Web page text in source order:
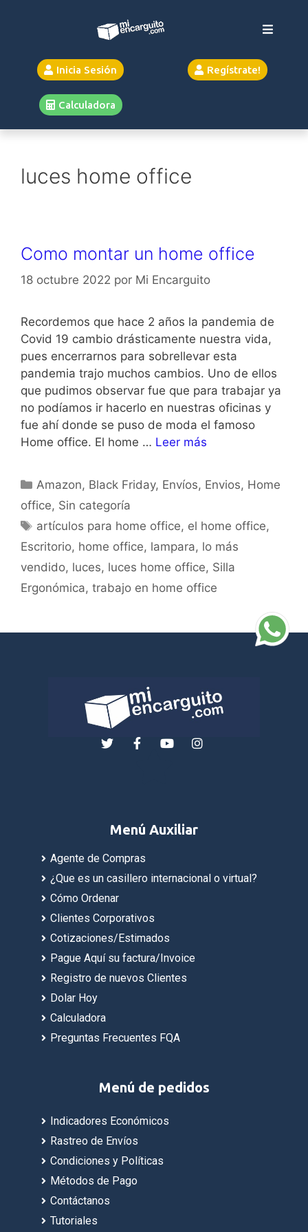
Inicia Sesión Regístrate!
Calculadora
luces home office
Como montar un home office
18 octubre 2022 por Mi Encarguito
Recordemos que hace 2 años la pandemia de
Covid 19 cambio drásticamente nuestra vida,
pues encerrarnos para sobrellevar esta
pandemia trajo muchos cambios. Uno de ellos
que pudimos observar fue que para trabajar ya
no podíamos ir hacerlo en nuestras oficinas y
fue ahí donde se puso de moda el famoso
Home office. El home … Leer más
Amazon, Black Friday, Envíos, Envios, Home
office, Sin categoría
artículos para home office, el home office,
Escritorio, home office, lampara, lo más
vendido, luces, luces home office, Silla
Ergonómica, trabajo en home office
Menú Auxiliar
Agente de Compras
¿Que es un casillero internacional o virtual?
Cómo Ordenar
Clientes Corporativos
Cotizaciones/Estimados
Pague Aquí su factura/Invoice
Registro de nuevos Clientes
Dolar Hoy
Calculadora
Preguntas Frecuentes FQA
Menú de pedidos
Indicadores Económicos
Rastreo de Envíos
Condiciones y Políticas
Métodos de Pago
Contáctanos
Tutoriales